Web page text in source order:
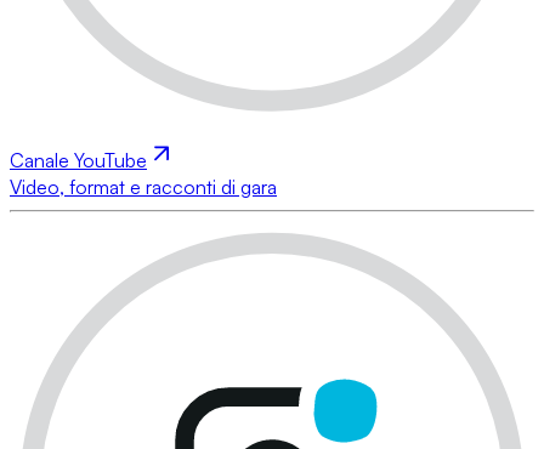
Canale YouTube
Video, format e racconti di gara